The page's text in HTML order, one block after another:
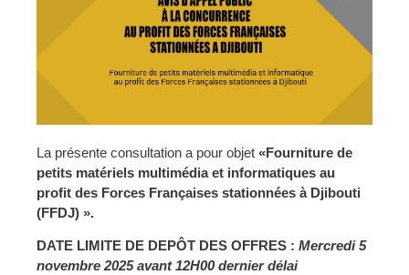
La présente consultation a pour objet «Fourniture de
petits matériels multimédia et informatiques au
profit des Forces Françaises stationnées à Djibouti
(FFDJ) ».
DATE LIMITE DE DEPÔT DES OFFRES : Mercredi 5
novembre 2025avant 12H00 dernier délai